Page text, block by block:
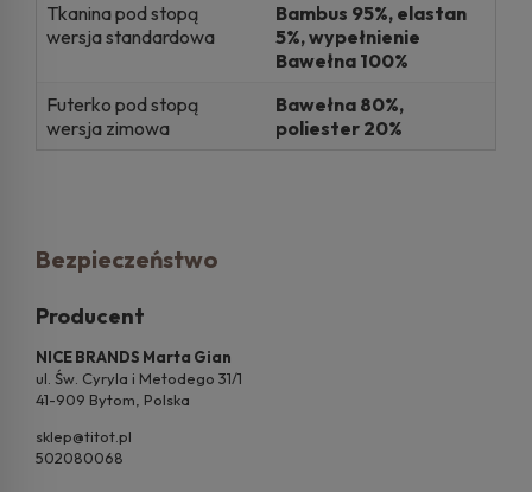
Tkanina pod stopą
wersja standardowa
Bambus 95%, elastan
5%, wypełnienie
Bawełna 100%
Futerko pod stopą
wersja zimowa
Bawełna 80%,
poliester 20%
Bezpieczeństwo
Producent
NICE BRANDS Marta Gian
ul. Św. Cyryla i Metodego 31/1
41-909 Bytom, Polska
sklep@titot.pl
502080068